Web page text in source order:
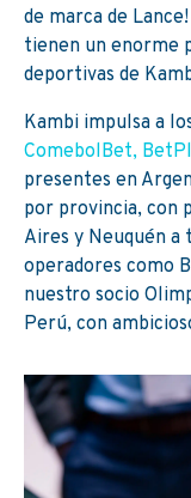
de marca de
tienen un enorme
deportivas de
Kambi impulsa a
ComebolBet,
presentes en
por provincia, con
Aires y Neuquén a
operadores como
nuestro socio
Perú, con